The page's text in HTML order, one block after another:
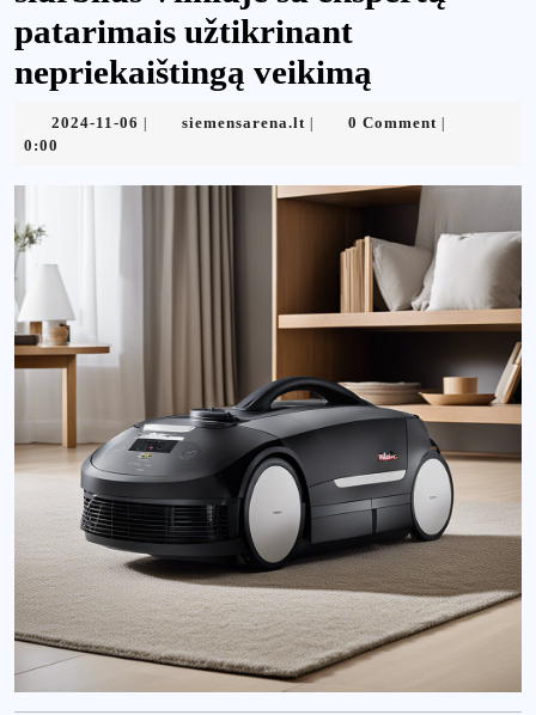
patarimais užtikrinant
nepriekaištingą veikimą
2024-11-06 2024- siemensarena.lt siemensarena.lt
0 Comment
0:00